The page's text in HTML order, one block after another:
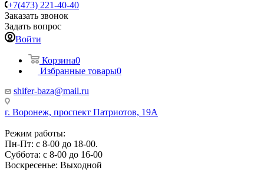
+7(473) 221-40-40
Заказать звонок
Задать вопрос
Войти
Корзина0
Избранные товары0
shifer-baza@mail.ru
г. Воронеж, проспект Патриотов, 19А
Режим работы:
Пн-Пт: с 8-00 до 18-00.
Суббота: с 8-00 до 16-00
Воскресенье: Выходной